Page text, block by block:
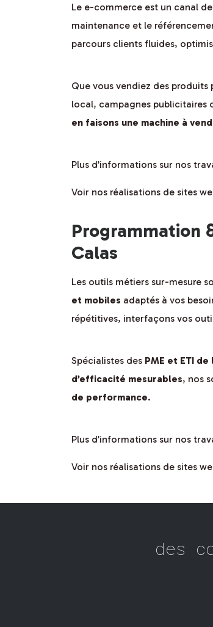
Le e-commerce est un canal
maintenance et le
parcours clients fluides,
Que vous vendiez des
local, campagnes publicitaires
en faisons une machine à
Plus d’informations sur nos
Voir nos réalisations de sites
Programmation
Calas
Les outils métiers sur-mesure
et mobiles adaptés à vos
répétitives, interfaçons vos
Spécialistes des PME et ETI
d’efficacité mesurables, nos
de performance.
Plus d’informations sur nos
Voir nos réalisations de sites
des